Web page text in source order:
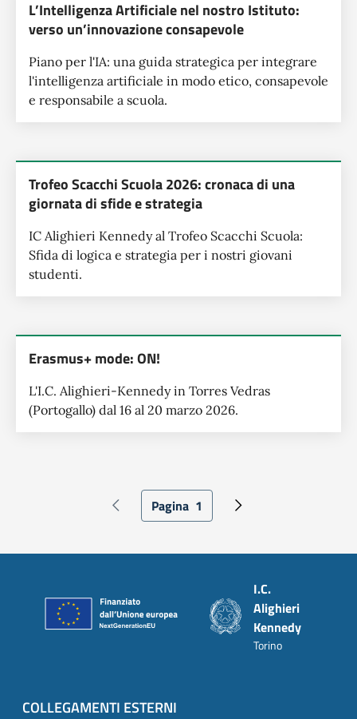
L’Intelligenza Artificiale nel nostro Istituto:
verso un’innovazione consapevole
Piano per l'IA: una guida strategica per integrare
l'intelligenza artificiale in modo etico, consapevole
e responsabile a scuola.
Trofeo Scacchi Scuola 2026: cronaca di una
giornata di sfide e strategia
IC Alighieri Kennedy al Trofeo Scacchi Scuola:
Sfida di logica e strategia per i nostri giovani
studenti.
Erasmus+ mode: ON!
L'I.C. Alighieri-Kennedy in Torres Vedras
(Portogallo) dal 16 al 20 marzo 2026.
Paginazione
Pagina precedente
Pagina attuale
Pagina 1 Pagina successiva
I.C.
Alighieri
Kennedy
Torino
COLLEGAMENTI ESTERNI